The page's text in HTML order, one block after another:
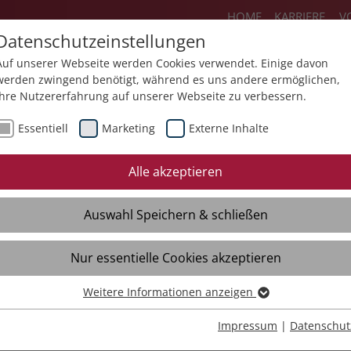
HOME KARRIERE
uns Aktuelles Akademie
Broschüren
Presse
Kontakt
Material
Verteiler
Themendossiers
unserer Webseite werden Cookies verwendet. Einige davon
zwingend benötigt, während es uns andere ermöglichen,
Nutzererfahrung auf unserer Webseite zu verbessern.
Essentiell Marketing Externe Inhalte
Alle akzeptieren
Auswahl Speichern & schließen
Nur essentielle Cookies akzeptieren
Essentielle Cookies werden für grundlegende Funktionen der
Weitere Informationen anzeigen
Impressum |